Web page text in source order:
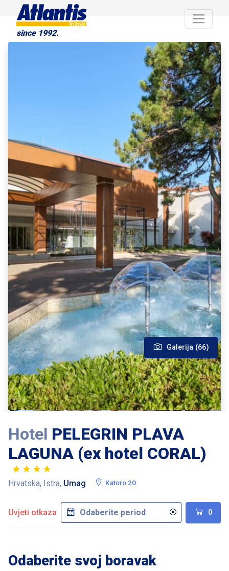
since 1992.
Galerija (66)
Hotel PELEGRIN PLAVA
LAGUNA (ex hotel CORAL)
Hrvatska, Istra, Umag Katoro 20
Uvjeti otkaza 0
Odaberite svoj boravak